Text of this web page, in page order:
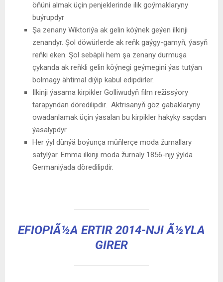
öňüni almak üçin penjeklerinde ilik goýmaklaryny
buýrupdyr
Şa zenany Wiktoriýa ak gelin köýnek geýen ilkinji
zenandyr. Şol döwürlerde ak reňk gaýgy-gamyň, ýasyň
reňki eken. Şol sebäpli hem şa zenany durmuşa
çykanda ak reňkli gelin köýnegi geýmegini ýas tutýan
bolmagy ähtimal diýip kabul edipdirler.
Ilkinji ýasama kirpikler Golliwudyň film režissýory
tarapyndan döredilipdir. Aktrisanyň göz gabaklaryny
owadanlamak üçin ýasalan bu kirpikler hakyky saçdan
ýasalypdyr.
Her ýyl dünýä boýunça müňlerçe moda žurnallary
satylýar. Emma ilkinji moda žurnaly 1856-njy ýylda
Germaniýada döredilipdir.
EFIOPIÃ½A ERTIR 2014-NJI Ã½YLA
GIRER